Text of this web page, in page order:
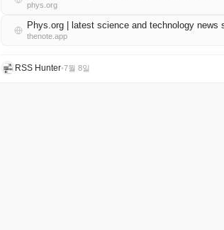
phys.org
Phys.org | latest science and technology news
thenote.app
RSS Hunter•7월 8일